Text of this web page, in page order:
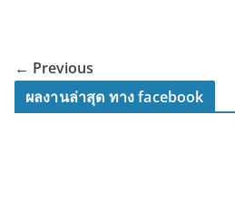
← Previous
ผลงานล่าสุด ทาง facebook